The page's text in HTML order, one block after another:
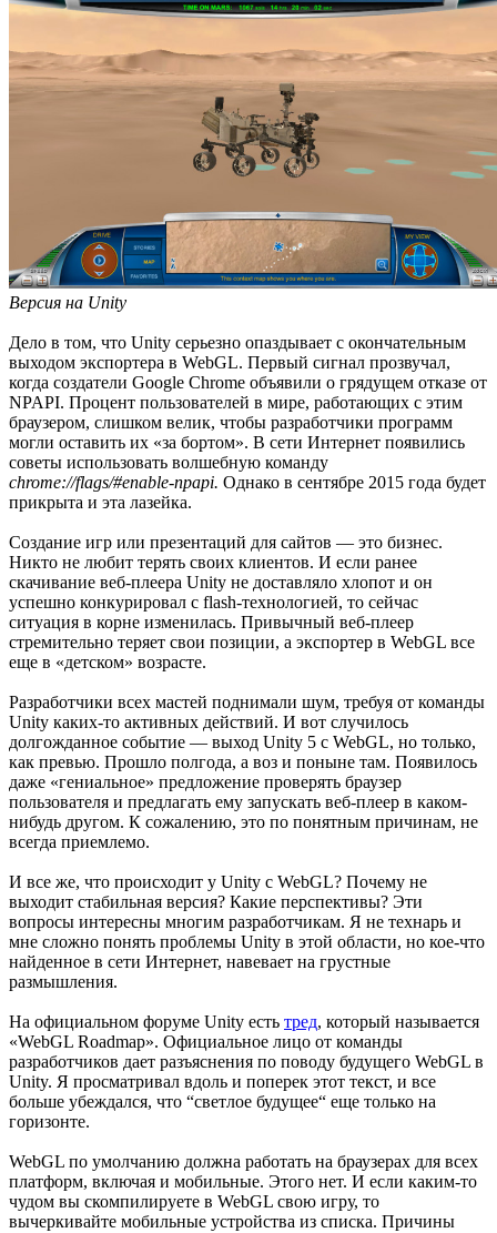
Версия на Unity
Дело в том, что Unity серьезно опаздывает с окончательным
выходом экспортера в WebGL. Первый сигнал прозвучал,
когда создатели Google Chrome объявили о грядущем отказе от
NPAPI. Процент пользователей в мире, работающих с этим
браузером, слишком велик, чтобы разработчики программ
могли оставить их «за бортом». В сети Интернет появились
советы использовать волшебную команду
chrome://flags/#enable-npapi. Однако в сентябре 2015 года будет
прикрыта и эта лазейка.
Создание игр или презентаций для сайтов — это бизнес.
Никто не любит терять своих клиентов. И если ранее
скачивание веб-плеера Unity не доставляло хлопот и он
успешно конкурировал с flash-технологией, то сейчас
ситуация в корне изменилась. Привычный веб-плеер
стремительно теряет свои позиции, а экспортер в WebGL все
еще в «детском» возрасте.
Разработчики всех мастей поднимали шум, требуя от команды
Unity каких-то активных действий. И вот случилось
долгожданное событие — выход Unity 5 с WebGL, но только,
как превью. Прошло полгода, а воз и поныне там. Появилось
даже «гениальное» предложение проверять браузер
пользователя и предлагать ему запускать веб-плеер в каком-
нибудь другом. К сожалению, это по понятным причинам, не
всегда приемлемо.
И все же, что происходит у Unity с WebGL? Почему не
выходит стабильная версия? Какие перспективы? Эти
вопросы интересны многим разработчикам. Я не технарь и
мне сложно понять проблемы Unity в этой области, но кое-что
найденное в сети Интернет, навевает на грустные
размышления.
На официальном форуме Unity есть тред, который называется
«WebGL Roadmap». Официальное лицо от команды
разработчиков дает разъяснения по поводу будущего WebGL в
Unity. Я просматривал вдоль и поперек этот текст, и все
больше убеждался, что “светлое будущее“ еще только на
горизонте.
WebGL по умолчанию должна работать на браузерах для всех
платформ, включая и мобильные. Этого нет. И если каким-то
чудом вы скомпилируете в WebGL свою игру, то
вычеркивайте мобильные устройства из списка. Причины